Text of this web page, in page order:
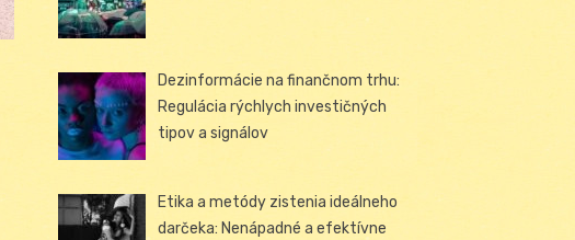
Dezinformácie na finančnom trhu:
Regulácia rýchlych investičných
tipov a signálov
Etika a metódy zistenia ideálneho
darčeka: Nenápadné a efektívne